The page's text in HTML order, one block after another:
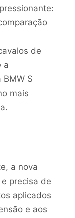
de
a
S
mais
a nova
precisa de
aplicados
e aos